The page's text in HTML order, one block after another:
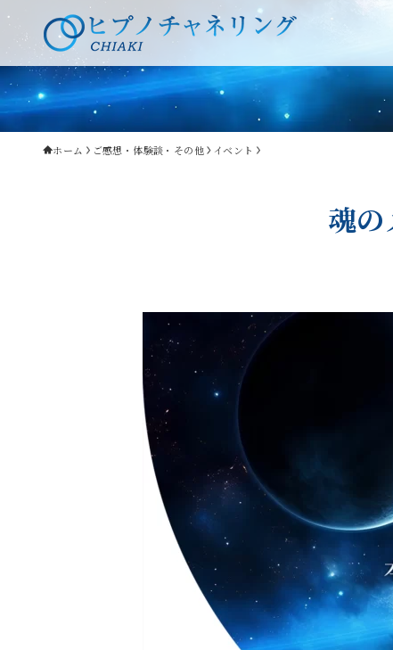
ホーム ご感想・体験談・その他 イベント
魂